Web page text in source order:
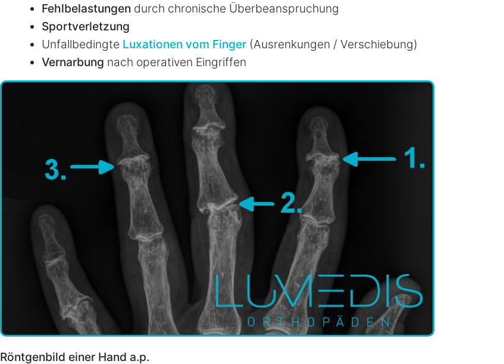
Fehlbelastungen durch chronische Überbeanspruchung
Sportverletzung
Unfallbedingte Luxationen vom Finger (Ausrenkungen / Verschiebung)
Vernarbung nach operativen Eingriffen
Röntgenbild einer Hand a.p.